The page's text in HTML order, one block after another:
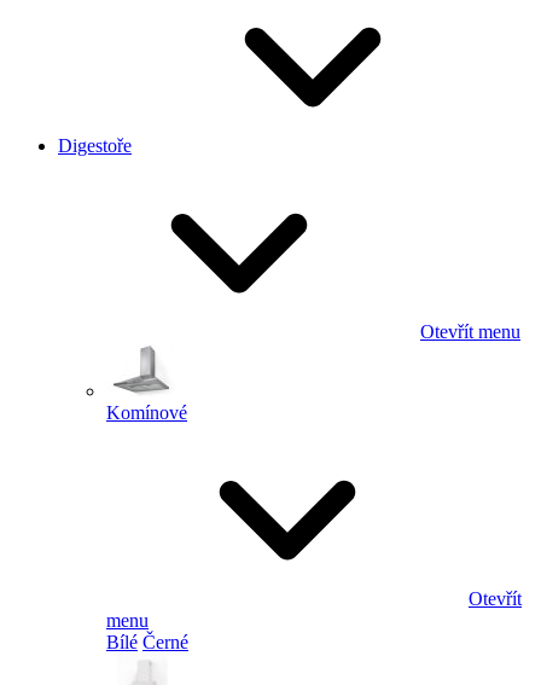
Digestoře
Otevřít menu
Komínové
Otevřít
menu
Bílé Černé